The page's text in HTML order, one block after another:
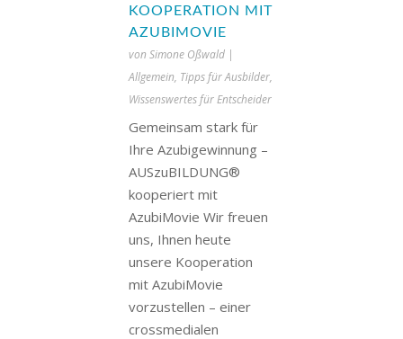
KOOPERATION MIT
AZUBIMOVIE
von Simone Oßwald|
Allgemein, Tipps für Ausbilder,
Wissenswertes für Entscheider
Gemeinsam stark für
Ihre Azubigewinnung –
AUSzuBILDUNG®
kooperiert mit
AzubiMovie Wir freuen
uns, Ihnen heute
unsere Kooperation
mit AzubiMovie
vorzustellen – einer
crossmedialen